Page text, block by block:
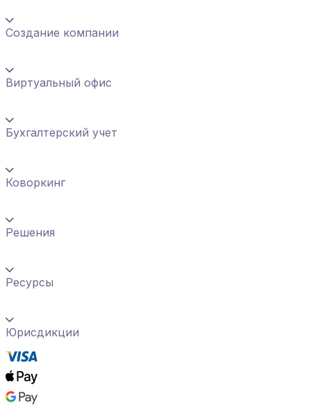
Создание компании
Виртуальный офис
Бухгалтерский учет
Коворкинг
Решения
Ресурсы
Юрисдикции